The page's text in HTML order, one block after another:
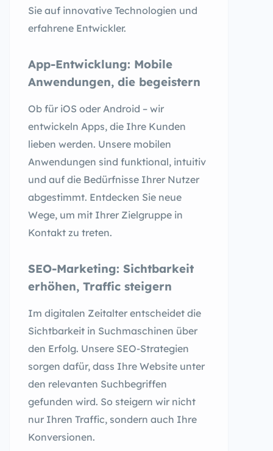
Sie auf innovative Technologien und
erfahrene Entwickler.
App-Entwicklung: Mobile
Anwendungen, die begeistern
Ob für iOS oder Android – wir
entwickeln Apps, die Ihre Kunden
lieben werden. Unsere mobilen
Anwendungen sind funktional, intuitiv
und auf die Bedürfnisse Ihrer Nutzer
abgestimmt. Entdecken Sie neue
Wege, um mit Ihrer Zielgruppe in
Kontakt zu treten.
SEO-Marketing: Sichtbarkeit
erhöhen, Traffic steigern
Im digitalen Zeitalter entscheidet die
Sichtbarkeit in Suchmaschinen über
den Erfolg. Unsere SEO-Strategien
sorgen dafür, dass Ihre Website unter
den relevanten Suchbegriffen
gefunden wird. So steigern wir nicht
nur Ihren Traffic, sondern auch Ihre
Konversionen.